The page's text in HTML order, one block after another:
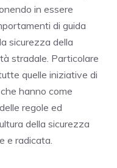
in essere
di guida
sicurezza della
stradale. Particolare
quelle iniziative di
hanno come
regole ed
della sicurezza
e radicata.